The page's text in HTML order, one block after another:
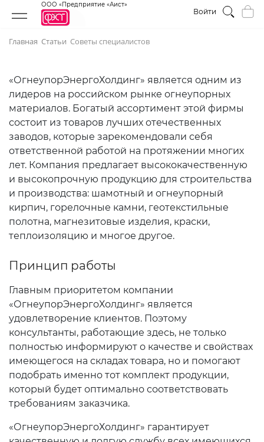
ООО «Предприятие «Аист»
Войти
Главная Статьи Советы специалистов
«ОгнеупорЭнергоХолдинг» является одним из
лидеров на российском рынке огнеупорных
материалов. Богатый ассортимент этой фирмы
состоит из товаров лучших отечественных
заводов, которые зарекомендовали себя
ответственной работой на протяжении многих
лет. Компания предлагает высококачественную
и высокопрочную продукцию для строительства
и производства: шамотный и огнеупорный
кирпич, горелочные камни, геотекстильные
полотна, магнезитовые изделия, краски,
теплоизоляцию и многое другое.
Принцип работы
Главным приоритетом компании
«ОгнеупорЭнергоХолдинг» является
удовлетворение клиентов. Поэтому
консультанты, работающие здесь, не только
полностью информируют о качестве и свойствах
имеющегося на складах товара, но и помогают
подобрать именно тот комплект продукции,
который будет оптимально соответствовать
требованиям заказчика.
«ОгнеупорЭнергоХолдинг» гарантирует